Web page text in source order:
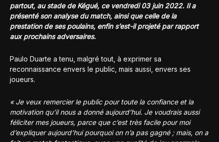
partout, au stade de Kégué, ce vendredi 03 juin 2022. Il a
présenté son analyse du match, ainsi que celle de la
prestation de ses poulains, enfin s’est-il projeté par rapport
aux prochains adversaires.
Paulo Duarte a tenu, malgré tout, à exprimer sa
reconnaissance envers le public, mais aussi, envers ses
joueurs.
« Je veux remercier le public pour toute la confiance et la
motivation qu’il nous a donné aujourd’hui. Je voudrais aussi
féliciter mes joueurs, parce que c’est très facile pour moi
d’expliquer aujourd’hui pourquoi on n’a pas gagné ; mais, on a